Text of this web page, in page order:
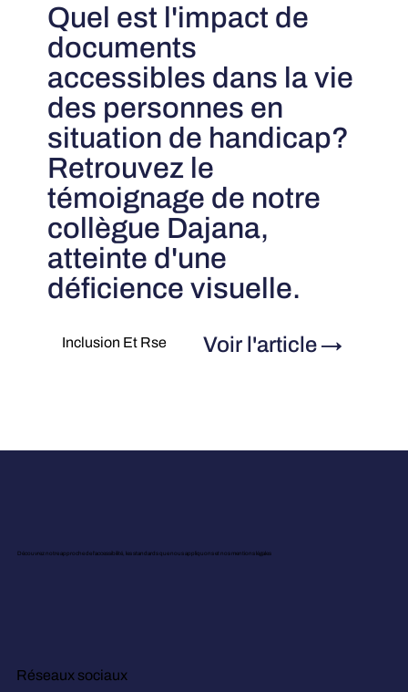
Quel est l'impact de
documents
accessibles dans la vie
des personnes en
situation de handicap?
Retrouvez le
témoignage de notre
collègue Dajana,
atteinte d'une
déficience visuelle.
Inclusion Et Rse Voir l'article →
Découvrez notre approche de l’accessibilité, les standards que nous appliquons et nos mentions légales
Réseaux sociaux